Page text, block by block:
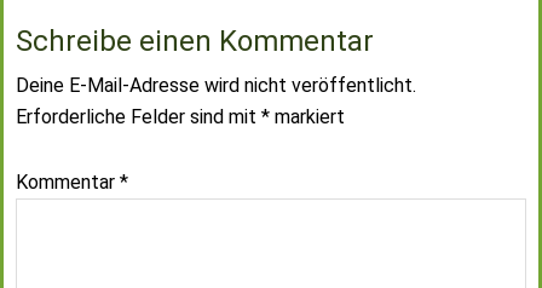
Schreibe einen Kommentar
Deine E-Mail-Adresse wird nicht veröffentlicht.
Erforderliche Felder sind mit * markiert
Kommentar *